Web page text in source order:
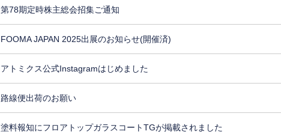
第78期定時株主総会招集ご通知
FOOMA JAPAN 2025出展のお知らせ(開催済)
アトミクス公式Instagramはじめました
路線便出荷のお願い
塗料報知にフロアトップガラスコートTGが掲載されました